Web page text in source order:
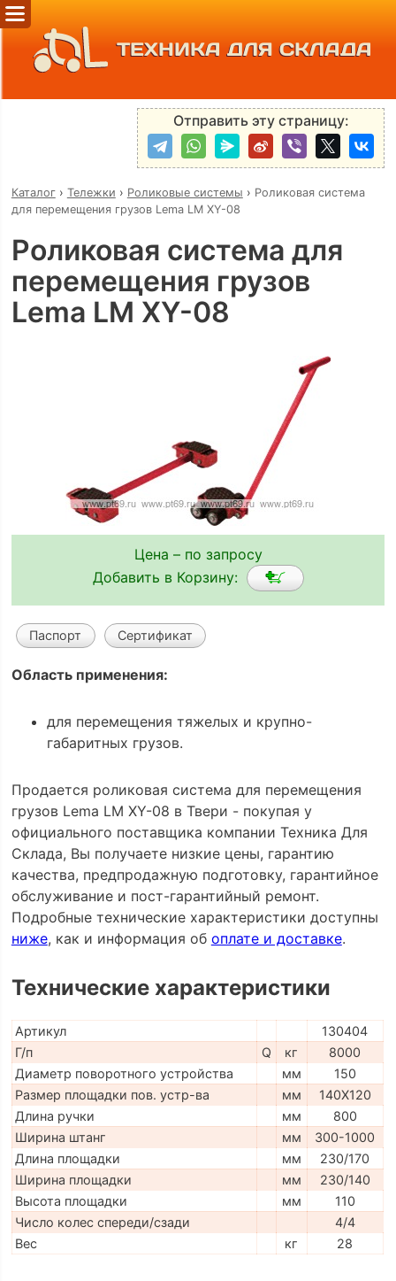
ТЕХНИКА ДЛЯ СКЛАДА
Отправить эту страницу:
Каталог› Тележки › Роликовые системы › Роликовая система
для перемещения грузов Lema LM XY-08
Роликовая система для
перемещения грузов
Lema LM XY-08
Цена – по запросу
Добавить в Корзину:
Паспорт Сертификат
Область применения:
для перемещения тяжелых и крупно-
габаритных грузов.
Продается роликовая система для перемещения
грузов Lema LM XY-08 в Твери - покупая у
официального поставщика компании Техника Для
Склада, Вы получаете низкие цены, гарантию
качества, предпродажную подготовку, гарантийное
обслуживание и пост-гарантийный ремонт.
Подробные технические характеристики доступны
ниже, как и информация об оплате и доставке.
Технические характеристики
Артикул
130404
Г/п
Q кг
8000
Диаметр поворотного устройства
мм
150
Размер площадки пов. устр-ва
мм
140X120
Длина ручки
мм
800
Ширина штанг
мм
300-1000
Длина площадки
мм
230/170
Ширина площадки
мм
230/140
Высота площадки
мм
110
Число колес спереди/сзади
4/4
Вес
кг 28